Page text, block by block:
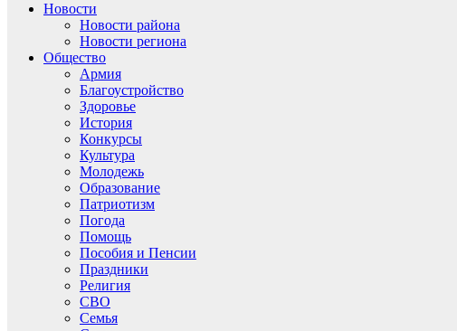
Новости
Новости района
Новости региона
Общество
Армия
Благоустройство
Здоровье
История
Конкурсы
Культура
Молодежь
Образование
Патриотизм
Погода
Помощь
Пособия и Пенсии
Праздники
Религия
СВО
Семья